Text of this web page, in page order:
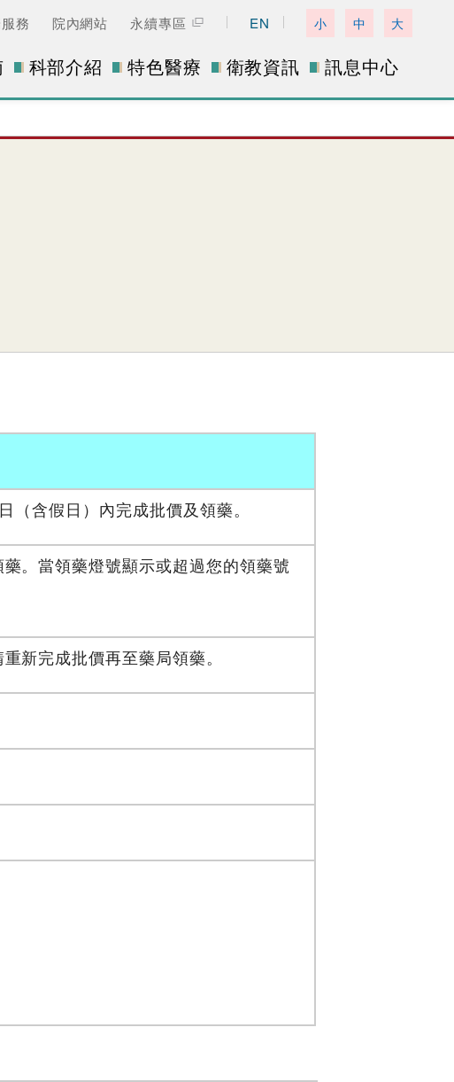
務 院內網站 永續專區 EN 小 中 大
科部介紹 特色醫療 衛教資訊 訊息中心
含假日）內完成批價及領藥。
。當領藥燈號顯示或超過您的領藥號
新完成批價再至藥局領藥。